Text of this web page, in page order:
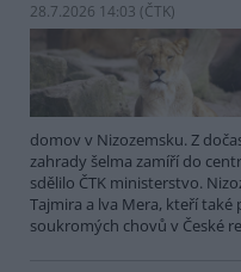
28.7.2026 14:03 (ČTK)
domov v Nizozemsku. Z
zahrady šelma zamíří do
sdělilo ČTK ministerstvo.
Tajmira a lva Mera, kteří také
soukromých chovů v České